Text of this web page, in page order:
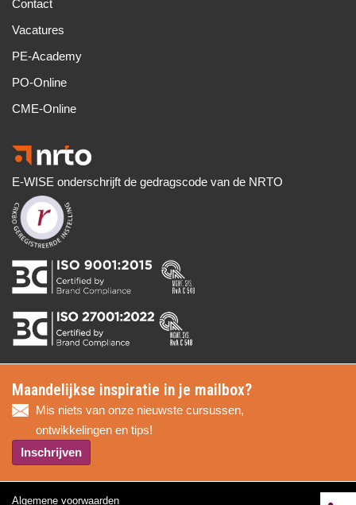
Contact
Vacatures
PE-Academy
PO-Online
CME-Online
E-WISE onderschrijft de gedragscode van de NRTO
Maandelijkse inspiratie in je mailbox?
Mis niets van onze nieuwste cursussen,
ontwikkelingen en tips!
Inschrijven
Algemene voorwaarden